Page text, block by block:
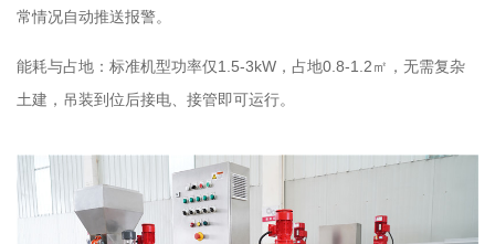
常情况自动推送报警。
能耗与占地：标准机型功率仅1.5-3kW，占地0.8-1.2㎡，无需复杂
土建，吊装到位后接电、接管即可运行。